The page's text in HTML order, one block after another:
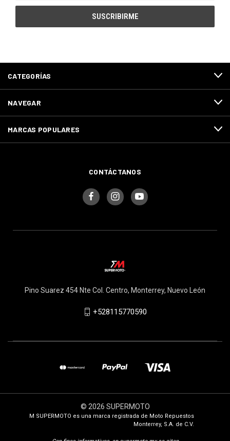
correo
CATEGORÍAS
NAVEGAR
MARCAS POPULARES
CONTÁCTANOS
Pino Suarez 454 Nte Col. Centro, Monterrey, Nuevo León
+528115770590
© 2026 SUPERMOTO
M SUPERMOTO es una marca registrada de Moto Repuestos
Monterrey, S.A. de C.V.